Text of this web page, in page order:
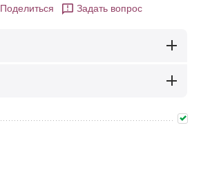
Поделиться Задать вопрос